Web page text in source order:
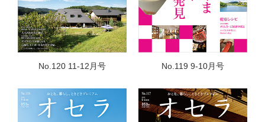
No.120 11-12月号 No.119 9-10月号